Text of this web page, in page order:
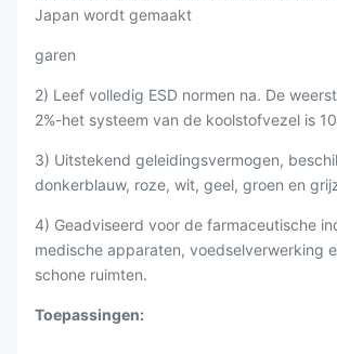
Japan wordt gemaakt
garen
2) Leef volledig ESD normen na. De
2%-het systeem van de koolstofvezel is
3) Uitstekend geleidingsvermogen,
donkerblauw, roze, wit, geel, groen en
4) Geadviseerd voor de farmaceutische
medische apparaten, voedselverwerking
schone ruimten.
Toepassingen: